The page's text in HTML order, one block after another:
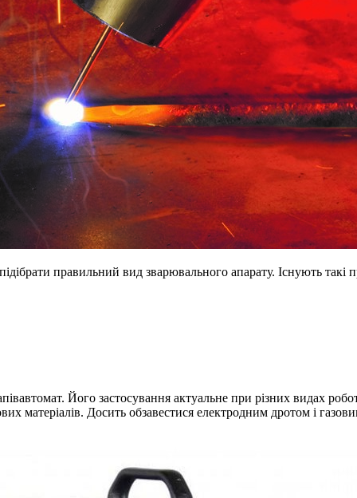
правильний вид зварювального апарату. Існують такі
Його застосування актуальне при різних
матеріалів. Досить обзавестися електродним дротом і